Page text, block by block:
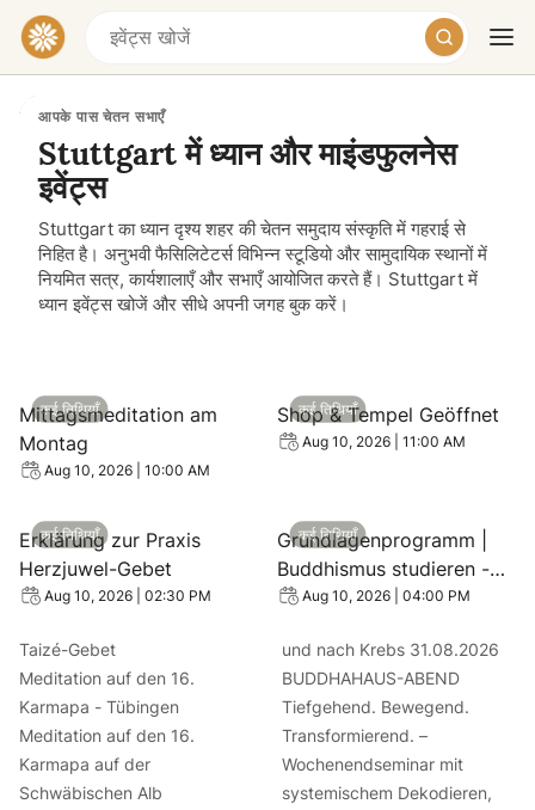
आजकलसप्ताहांत
आपके पास चेतन सभाएँ
Stuttgart में ध्यान और माइंडफुलनेस
इवेंट्स
Stuttgart का ध्यान दृश्य शहर की चेतन समुदाय संस्कृति में गहराई से
निहित है। अनुभवी फैसिलिटेटर्स विभिन्न स्टूडियो और सामुदायिक स्थानों में
नियमित सत्र, कार्यशालाएँ और सभाएँ आयोजित करते हैं। Stuttgart में
ध्यान इवेंट्स खोजें और सीधे अपनी जगह बुक करें।
View event: Mittagsmeditation am Montag
कई तिथियाँ
Mittagsmeditation am
Montag
Aug 10, 2026 | 10:00 AM
View event: Shop & Tempel
कई तिथियाँ
Shop & Tempel Geöffnet
Aug 10, 2026 | 11:00 AM
View event: Erklärung zur Praxis Herzjuwel-Gebet
कई तिथियाँ
Erklärung zur Praxis
Herzjuwel-Gebet
Aug 10, 2026 | 02:30 PM
View event:
कई तिथियाँ
Grundlagenprogramm |
Buddhismus studieren -
Acht Schritte zum Glück
Aug 10, 2026 | 04:00 PM
Taizé-Gebet
Meditation auf den 16.
Karmapa - Tübingen
Meditation auf den 16.
Karmapa auf der
Schwäbischen Alb
und nach Krebs 31.08.2026
BUDDHAHAUS-ABEND
Tiefgehend. Bewegend.
Transformierend. –
Wochenendseminar mit
systemischem Dekodieren,